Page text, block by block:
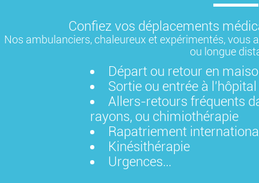
Confiez vos déplacements
Nos ambulanciers, chaleureux et expérimentés,
ou longue
Départ ou retour en
Sortie ou entrée à l’hôpital
Allers-retours fréquents
rayons, ou chimiothérapie
Rapatriement international
Kinésithérapie
Urgences…